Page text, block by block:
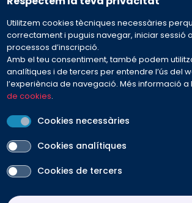
Utilitzem cookies tècniques necessàries
correctament i puguis navegar, iniciar sessió
processos d’inscripció.
Amb el teu consentiment, també podem
analítiques i de tercers per entendre l’ús del
l’experiència de navegació. Més informació
de cookies.
Cookies necessàries
Cookies analítiques
Cookies de tercers
932 594 381
Preguntes freqüents
Envia'ns el teu missatge
PEU